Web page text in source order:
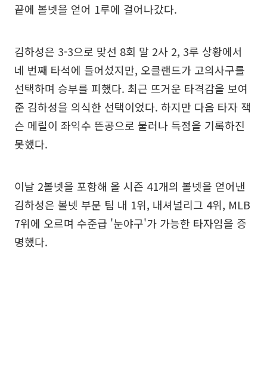
끝에 볼넷을 얻어 1루에 걸어나갔다.
김하성은 3-3으로 맞선 8회 말 2사 2, 3루 상황에서
네 번째 타석에 들어섰지만, 오클랜드가 고의사구를
선택하며 승부를 피했다. 최근 뜨거운 타격감을 보여
준 김하성을 의식한 선택이었다. 하지만 다음 타자 잭
슨 메릴이 좌익수 뜬공으로 물러나 득점을 기록하진
못했다.
이날 2볼넷을 포함해 올 시즌 41개의 볼넷을 얻어낸
김하성은 볼넷 부문 팀 내 1위, 내셔널리그 4위, MLB
7위에 오르며 수준급 '눈야구'가 가능한 타자임을 증
명했다.